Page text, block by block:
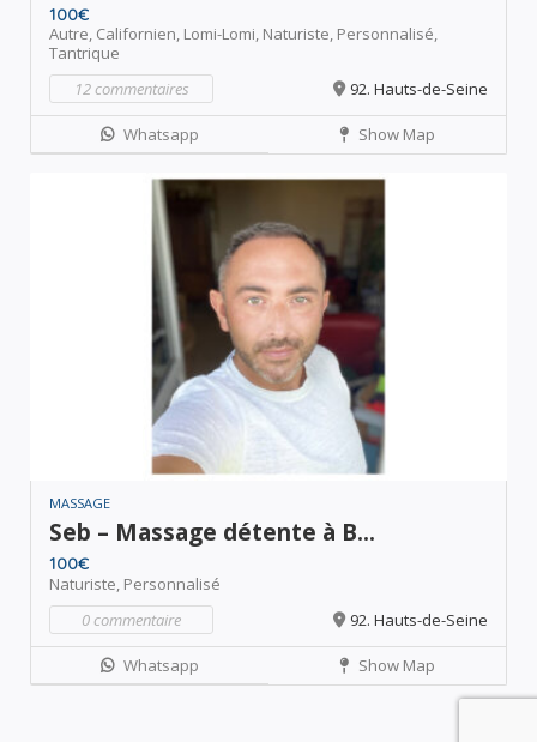
100€
Autre, Californien, Lomi-Lomi, Naturiste, Personnalisé,
Tantrique
12 commentaires
92. Hauts-de-Seine
Whatsapp Show Map
MASSAGE
Seb – Massage détente à B...
100€
Naturiste, Personnalisé
0 commentaire
92. Hauts-de-Seine
Whatsapp Show Map